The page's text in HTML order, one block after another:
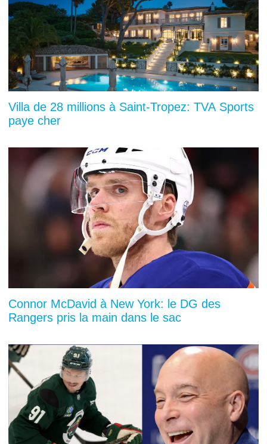
Villa de 28 millions à Saint-Tropez: TVA Sports
paye cher
Connor McDavid à New York: le DG des
Rangers pris la main dans le sac